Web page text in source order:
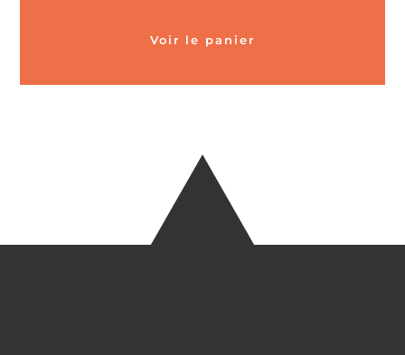
Voir le panier